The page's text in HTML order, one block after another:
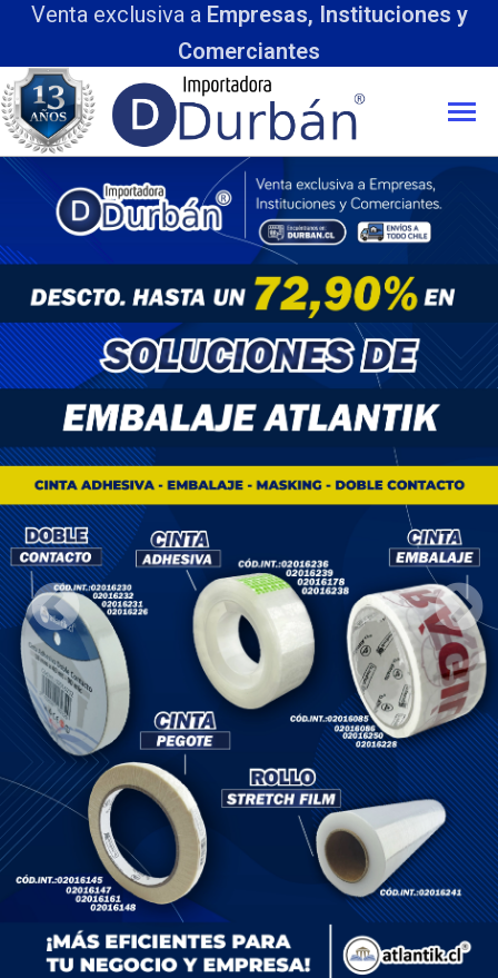
Venta exclusiva a Empresas, Instituciones y
Comerciantes